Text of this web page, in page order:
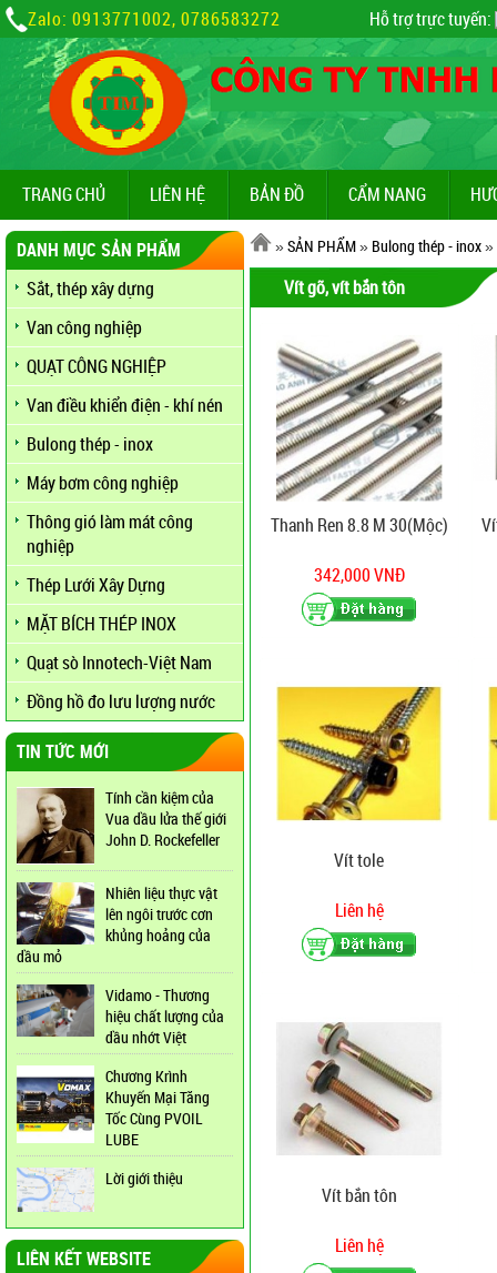
Zalo: 0913771002, 0786583272 Hỗ trợ trực tuyến:
TRANG CHỦ LIÊN HỆ BẢN ĐỒ CẨM NANG
DANH MỤC SẢN PHẨM
Sắt, thép xây dựng
Van công nghiệp
QUẠT CÔNG NGHIỆP
Van điều khiển điện - khí nén
Bulong thép - inox
Máy bơm công nghiệp
Thông gió làm mát công
nghiệp
Thép Lưới Xây Dựng
MẶT BÍCH THÉP INOX
Quạt sò Innotech-Việt Nam
Đồng hồ đo lưu lượng nước
TIN TỨC MỚI
Tính cần kiệm của
Vua dầu lửa thế giới
John D. Rockefeller
Nhiên liệu thực vật
lên ngôi trước cơn
khủng hoảng của
dầu mỏ
Vidamo - Thương
hiệu chất lượng của
dầu nhớt Việt
Chương Krình
Khuyến Mại Tăng
Tốc Cùng PVOIL
LUBE
Lời giới thiệu
LIÊN KẾT WEBSITE
»SẢN PHẨM» Bulong thép - inox»
Vít gõ, vít bắn tôn
Thanh Ren 8.8 M 30(Mộc)
342,000 VNĐ
Vít tole
Liên hệ
Vít bắn tôn
Liên hệ